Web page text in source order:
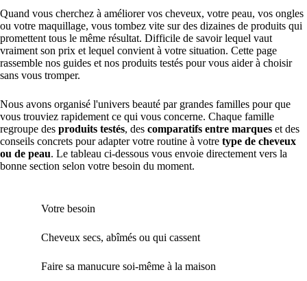
Quand vous cherchez à améliorer vos cheveux, votre peau, vos ongles
ou votre maquillage, vous tombez vite sur des dizaines de produits qui
promettent tous le même résultat. Difficile de savoir lequel vaut
vraiment son prix et lequel convient à votre situation. Cette page
rassemble nos guides et nos produits testés pour vous aider à choisir
sans vous tromper.
Nous avons organisé l'univers beauté par grandes familles pour que
vous trouviez rapidement ce qui vous concerne. Chaque famille
regroupe des produits testés, des comparatifs entre marques et des
conseils concrets pour adapter votre routine à votre type de cheveux
ou de peau. Le tableau ci-dessous vous envoie directement vers la
bonne section selon votre besoin du moment.
Votre besoin
Cheveux secs, abîmés ou qui cassent
Faire sa manucure soi-même à la maison